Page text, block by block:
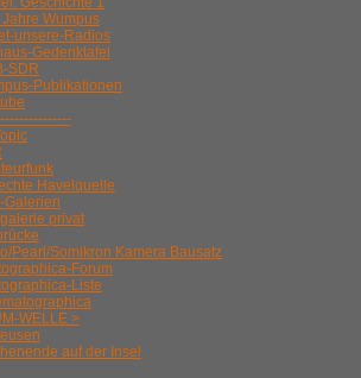
Jahre Wumpus
unsere-Radios
Gedenktafel
SDR
Publikationen
Havelquelle
Galerien
privat
Pearl/Somikron Kamera Bausatz
Forum
Liste
WELLE >
auf der Insel